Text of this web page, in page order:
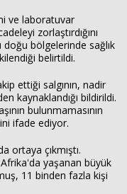
ve laboratuvar
zorlaştırdığını
doğu bölgelerinde sağlık
belirtildi.
ettiği salgının, nadir
kaynaklandığı bildirildi.
bulunmamasının
ifade ediyor.
ortaya çıkmıştı.
Afrika'da yaşanan büyük
11 binden fazla kişi